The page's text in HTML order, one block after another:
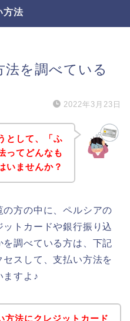
方法
を調べている
2022年3月23日
として、「ふ
ってどんなも
いませんか？
の方の中に、ペルシアの
トカードや銀行振り込
調べている方は、下記
スして、支払い方法を
ますよ♪
方法にクレジットカード